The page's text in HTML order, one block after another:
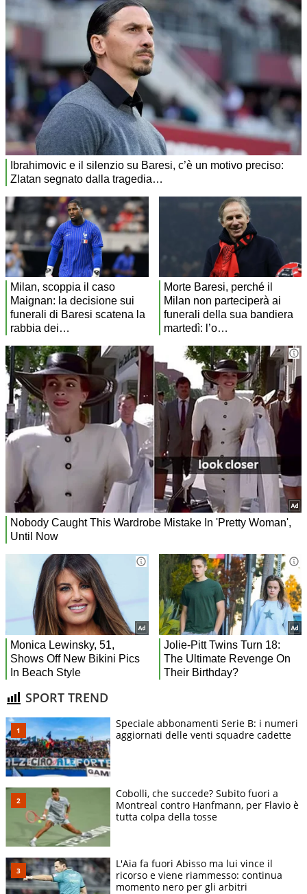
SPORT TREND
Speciale abbonamenti Serie B: i numeri
aggiornati delle venti squadre cadette
Cobolli, che succede? Subito fuori a
Montreal contro Hanfmann, per Flavio è
tutta colpa della tosse
L'Aia fa fuori Abisso ma lui vince il
ricorso e viene riammesso: continua
momento nero per gli arbitri